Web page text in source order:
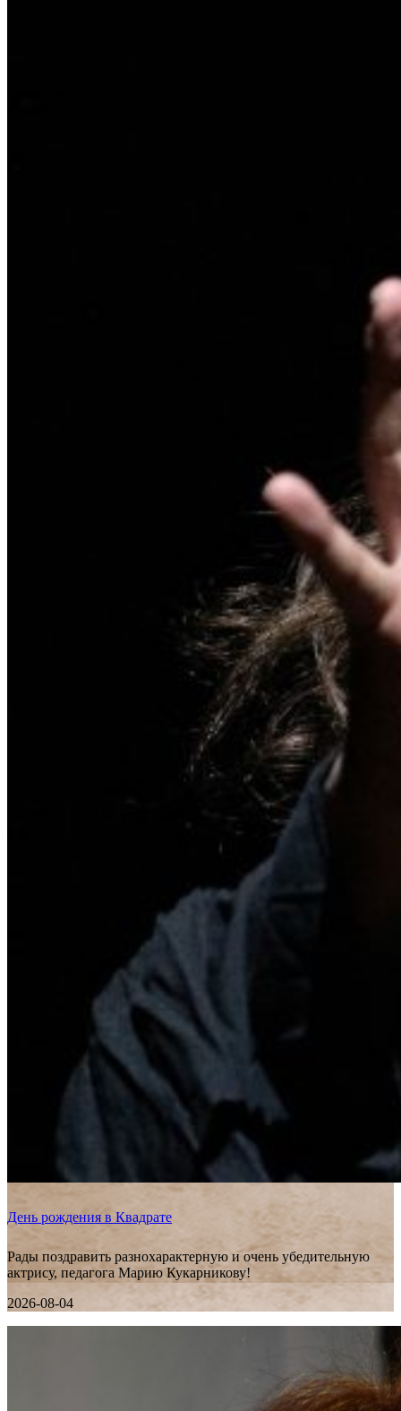
День рождения в Квадрате
Рады поздравить разнохарактерную и очень убедительную
актрису, педагога Марию Кукарникову!
2026-08-04